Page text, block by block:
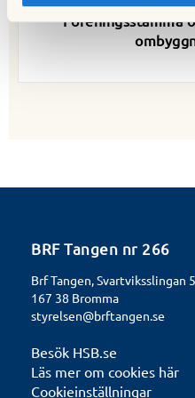
Föreningsstämma
BRF Tangen nr 266
Brf Tangen, Svartviksslingan
167 38 Bromma
styrelsen@brftangen.se
Besök HSB.se
Läs mer om cookies här
Cookieinställningar